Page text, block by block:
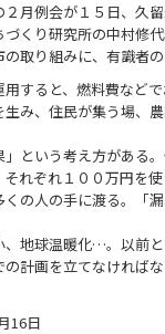
２月例会が１５日、久
くり研究所の中村修
の取り組みに、有識者
すると、燃料費など
み、住民が集う場、
という考え方がある
それぞれ１００万円を
の人の手に渡る。「
地球温暖化…。以前
計画を立てなければな
16日